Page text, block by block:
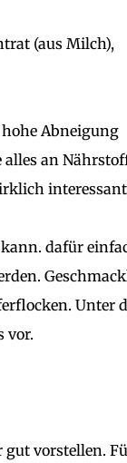
(aus Milch),
Abneigung
an
interessant
dafür
Unter
vor.
gut vorstellen.